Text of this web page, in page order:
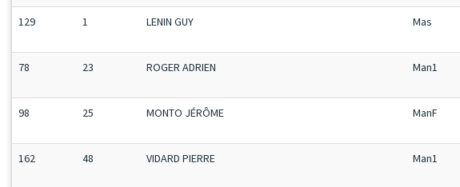
129 1 LENIN GUY Mas
78 23 ROGER ADRIEN Man1
98 25 MONTO JÉRÔME ManF
162 48 VIDARD PIERRE Man1